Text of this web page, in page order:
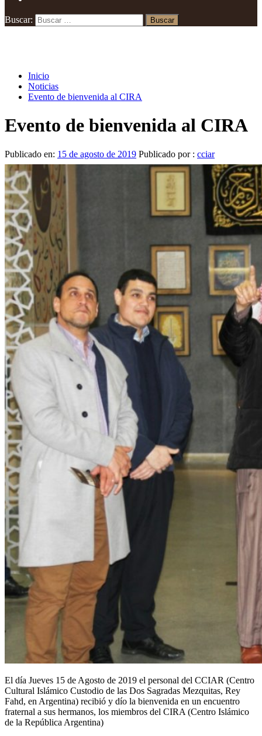
Buscar:
Inicio
Noticias
Evento de bienvenida al CIRA
Evento de bienvenida al CIRA
Publicado en: 15 de agosto de 2019 Publicado por : cciar
El día Jueves 15 de Agosto de 2019 el personal del CCIAR (Centro
Cultural Islámico Custodio de las Dos Sagradas Mezquitas, Rey
Fahd, en Argentina) recibió y dío la bienvenida en un encuentro
fraternal a sus hermanos, los miembros del CIRA (Centro Islámico
de la República Argentina)